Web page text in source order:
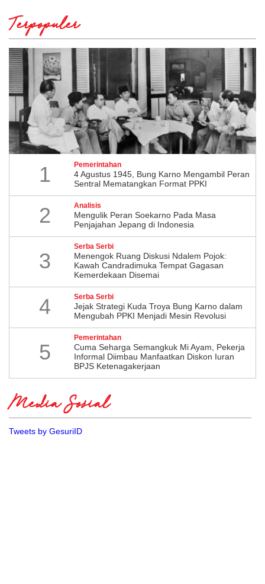
Terpopuler
1 Pemerintahan
4 Agustus 1945, Bung Karno Mengambil Peran
Sentral Mematangkan Format PPKI
2 Analisis
Mengulik Peran Soekarno Pada Masa
Penjajahan Jepang di Indonesia
3
Serba Serbi
Menengok Ruang Diskusi Ndalem Pojok:
Kawah Candradimuka Tempat Gagasan
Kemerdekaan Disemai
4 Serba Serbi
Jejak Strategi Kuda Troya Bung Karno dalam
Mengubah PPKI Menjadi Mesin Revolusi
5
Pemerintahan
Cuma Seharga Semangkuk Mi Ayam, Pekerja
Informal Diimbau Manfaatkan Diskon Iuran
BPJS Ketenagakerjaan
Media Sosial
Tweets by GesuriID